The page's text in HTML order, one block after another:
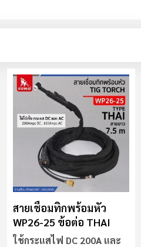
สายเชื่อมทิกพร้อมหัว
WP26-25 ข้อต่อ THAI
ใช้กระแสไฟ DC 200A และ